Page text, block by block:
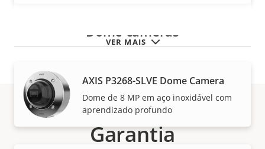
VER MAIS
Dome cameras
AXIS P3268-SLVE Dome Camera
Dome de 8 MP em aço inoxidável com
aprendizado profundo
Garantia